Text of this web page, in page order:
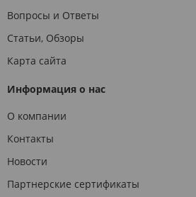
Вопросы и Ответы
Статьи, Обзоры
Карта сайта
Информация о нас
О компании
Контакты
Новости
Партнерские сертификаты